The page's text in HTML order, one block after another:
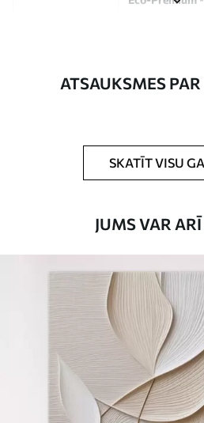
Jūs varat
No15.00€
Eco-Premium
.00
ATSAUKSMES
SKATĪT VISU
JUMS VAR